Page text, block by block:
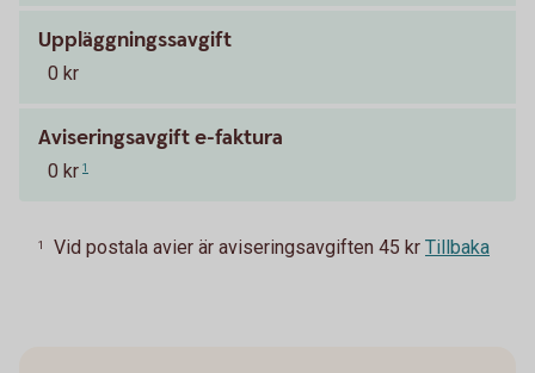
Uppläggningssavgift
0 kr
Aviseringsavgift e-faktura
0 kr 1
1 Vid postala avier är aviseringsavgiften 45 kr Tillbaka